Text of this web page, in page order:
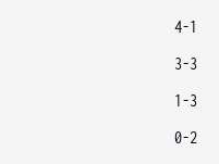
4-1
3-3
1-3
0-2